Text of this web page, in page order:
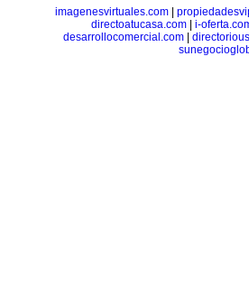
imagenesvirtuales.com|
directoatucasa.com| i-
desarrollocomercial.com